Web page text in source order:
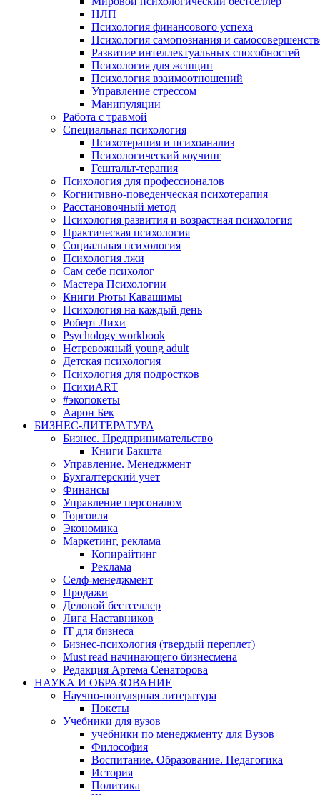
НЛП
Психология финансового успеха
Психология самопознания и
Развитие интеллектуальных способностей
Психология для женщин
Психология взаимоотношений
Управление стрессом
Манипуляции
Работа с травмой
Специальная психология
Психотерапия и психоанализ
Психологический коучинг
Гештальт-терапия
Психология для профессионалов
Когнитивно-поведенческая психотерапия
Расстановочный метод
Психология развития и возрастная психология
Практическая психология
Социальная психология
Психология лжи
Сам себе психолог
Мастера Психологии
Книги Рюты Кавашимы
Психология на каждый день
Роберт Лихи
Psychology workbook
Нетревожный young adult
Детская психология
Психология для подростков
ПсихиART
#экопокеты
Аарон Бек
БИЗНЕС-ЛИТЕРАТУРА
Бизнес. Предпринимательство
Книги Бакшта
Управление. Менеджмент
Бухгалтерский учет
Финансы
Управление персоналом
Торговля
Экономика
Маркетинг, реклама
Копирайтинг
Реклама
Селф-менеджмент
Продажи
Деловой бестселлер
Лига Наставников
IT для бизнеса
Бизнес-психология (твердый переплет)
Must read начинающего бизнесмена
Редакция Артема Сенаторова
НАУКА И ОБРАЗОВАНИЕ
Научно-популярная литература
Покеты
Учебники для вузов
учебники по менеджменту для Вузов
Философия
Воспитание. Образование. Педагогика
История
Политика